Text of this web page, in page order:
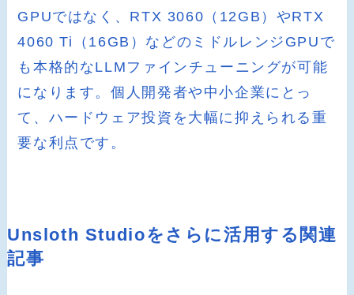
GPUではなく、RTX 3060（12GB）やRTX
4060 Ti（16GB）などのミドルレンジGPUで
も本格的なLLMファインチューニングが可能
になります。個人開発者や中小企業にとっ
て、ハードウェア投資を大幅に抑えられる重
要な利点です。
Unsloth Studioをさらに活用する関連
記事